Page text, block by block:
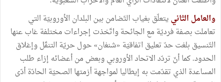
والعامل الثاني يتعلّق بغياب التّضامن بين البلدان الأوروبيّة التي
تعاملت بصفة فرديّة مع الجائحة واتّخذت إجراءات مختلفة غاب عنها
التّنسيق بلغت حدّ تعليق اتفاقيّة «شنغان» حول حريّة التنقّل وإغلاق
الحدود. كما أنّ تردّد الاتحاد الأوروبي وبعض من أعضائه إزاء طلب
المساعدة الذي تقدّمت به إيطاليا لمواجهة أزمتها الصحيّة الحادّة أدّى